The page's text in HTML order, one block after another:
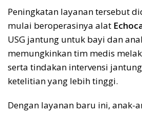
Peningkatan layanan tersebut
mulai beroperasinya alat
USG jantung untuk bayi dan
memungkinkan tim medis
serta tindakan intervensi
ketelitian yang lebih tinggi.
Dengan layanan baru ini, anak-